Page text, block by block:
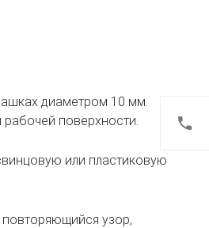
диаметром 10 мм.
поверхности.
или пластиковую
узор,